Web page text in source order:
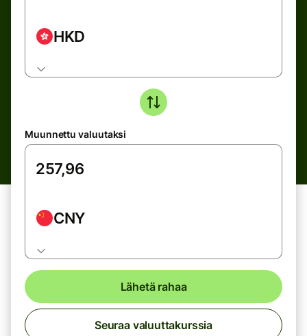
HKD
Muunnettu valuutaksi
CNY
Lähetä rahaa
Seuraa valuuttakurssia